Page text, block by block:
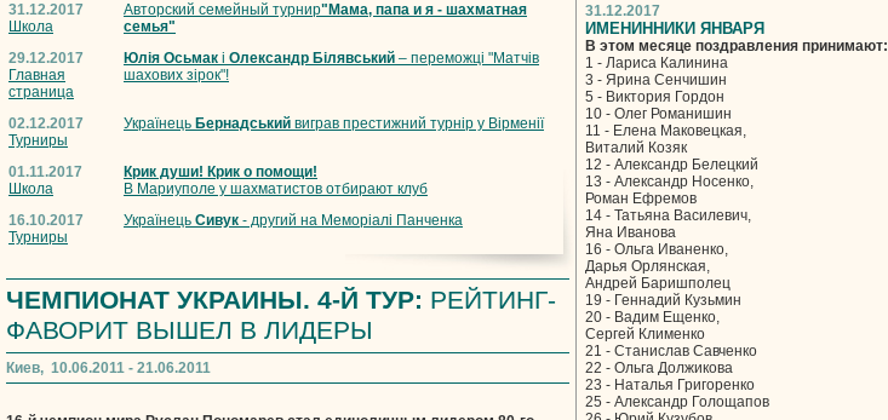
31.12.2017
Школа
Авторский семейный турнир"Мама, папа и я - шахматная
семья"
29.12.2017
Главная
страница
Юлія Осьмак і Олександр Білявський – переможці "Матчів
шахових зірок"!
02.12.2017
Турниры
Українець Бернадський виграв престижний турнір у Вірменії
01.11.2017
Школа
Крик души! Крик о помощи!
В Мариуполе у шахматистов отбирают клуб
16.10.2017
Турниры
Українець Сивук - другий на Меморіалі Панченка
ЧЕМПИОНАТ УКРАИНЫ. 4-Й ТУР: РЕЙТИНГ-
ФАВОРИТ ВЫШЕЛ В ЛИДЕРЫ
Киев, 10.06.2011 - 21.06.2011
31.12.2017
ИМЕНИННИКИ ЯНВАРЯ
В этом месяце поздравления принимают:
1 - Лариса Калинина
3 - Ярина Сенчишин
5 - Виктория Гордон
10 - Олег Романишин
11 - Елена Маковецкая,
Виталий Козяк
12 - Александр Белецкий
13 - Александр Носенко,
Роман Ефремов
14 - Татьяна Василевич,
Яна Иванова
16 - Ольга Иваненко,
Дарья Орлянская,
Андрей Баришполец
19 - Геннадий Кузьмин
20 - Вадим Ещенко,
Сергей Клименко
21 - Станислав Савченко
22 - Ольга Должикова
23 - Наталья Григоренко
25 - Александр Голощапов